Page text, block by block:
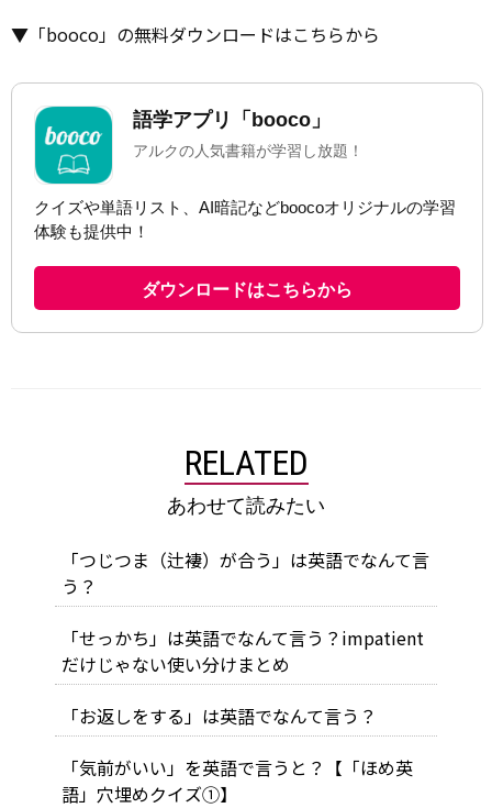
▼「booco」の無料ダウンロードはこちらから
RELATED
あわせて読みたい
「つじつま（辻褄）が合う」は英語でなんて言
う？
「せっかち」は英語でなんて言う？impatient
だけじゃない使い分けまとめ
「お返しをする」は英語でなんて言う？
「気前がいい」を英語で言うと？【「ほめ英
語」穴埋めクイズ①】